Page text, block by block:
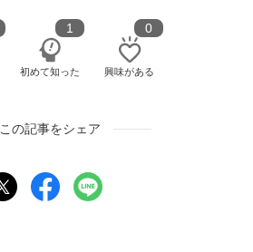
初めて知った
1
興味がある
0
この記事をシェア